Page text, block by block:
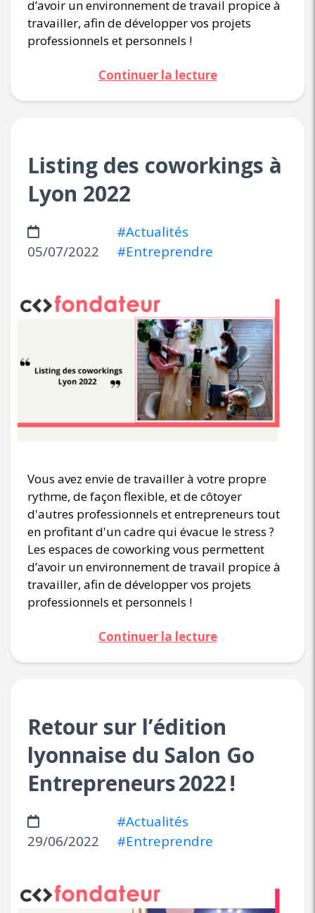
d’avoir un environnement de travail propice à
travailler, afin de développer vos projets
professionnels et personnels !
Continuer la lecture
Listing des coworkings à
Lyon 2022
05/07/2022
#Actualités
#Entreprendre
Vous avez envie de travailler à votre propre
rythme, de façon flexible, et de côtoyer
d'autres professionnels et entrepreneurs tout
en profitant d'un cadre qui évacue le stress ?
Les espaces de coworking vous permettent
d’avoir un environnement de travail propice à
travailler, afin de développer vos projets
professionnels et personnels !
Continuer la lecture
Retour sur l’édition
lyonnaise du Salon Go
Entrepreneurs 2022 !
29/06/2022
#Actualités
#Entreprendre